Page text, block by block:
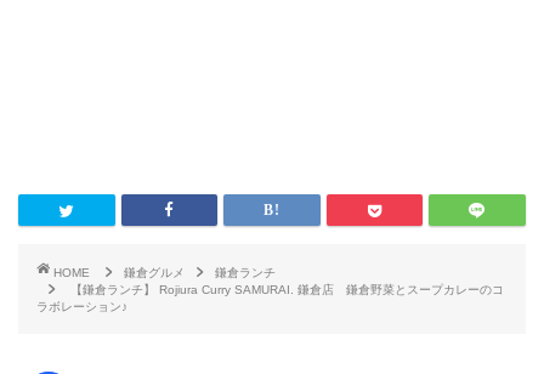
HOME 鎌倉グルメ
鎌倉ランチ
【鎌倉ランチ】 Rojiura Curry SAMURAI. 鎌倉店 鎌倉野菜とスープカレーのコ
ラボレーション♪